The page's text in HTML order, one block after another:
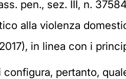
pen., sez. III, n.
alla violenza
in linea con i
pertanto,